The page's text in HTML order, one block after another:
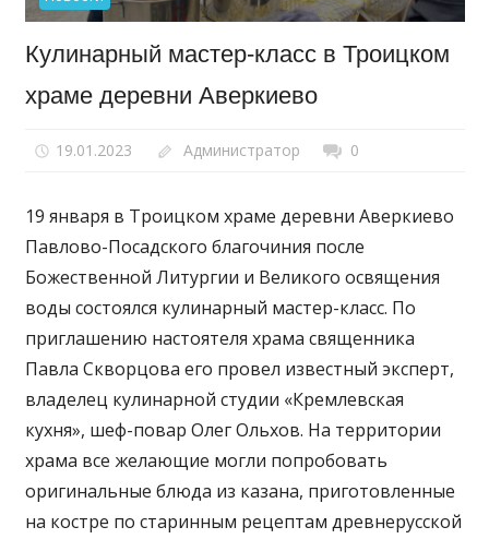
Кулинарный мастер-класс в Троицком
храме деревни Аверкиево
19.01.2023 Администратор 0
19 января в Троицком храме деревни Аверкиево
Павлово-Посадского благочиния после
Божественной Литургии и Великого освящения
воды состоялся кулинарный мастер-класс. По
приглашению настоятеля храма священника
Павла Скворцова его провел известный эксперт,
владелец кулинарной студии «Кремлевская
кухня», шеф-повар Олег Ольхов. На территории
храма все желающие могли попробовать
оригинальные блюда из казана, приготовленные
на костре по старинным рецептам древнерусской